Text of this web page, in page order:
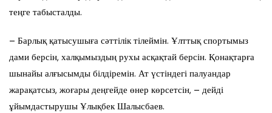
теңге табысталды.
– Барлық қатысушыға сәттілік тілеймін. Ұлттық спортымыз
дами берсін, халқымыздың рухы асқақтай берсін. Қонақтарға
шынайы алғысымды білдіремін. Ат үстіндегі палуандар
жарақатсыз, жоғары деңгейде өнер көрсетсін, – дейді
ұйымдастырушы Ұлықбек Шалысбаев.